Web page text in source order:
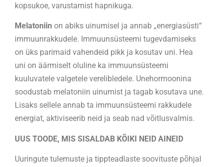
kopsukoe, varustamist hapnikuga.
Melatoniin on abiks uinumisel ja annab „energiasüsti“
immuunrakkudele. Immuunsüsteemi tugevdamiseks
on üks parimaid vahendeid pikk ja kosutav uni. Hea
uni on äärmiselt oluline ka immuunsüsteemi
kuuluvatele valgetele verelibledele. Unehormoonina
soodustab melatoniin uinumist ja tagab kosutava une.
Lisaks sellele annab ta immuunsüsteemi rakkudele
energiat, aktiviseerib neid ja seab nad võitlusvalmis.
UUS TOODE, MIS SISALDAB KÕIKI NEID AINEID
Uuringute tulemuste ja tippteadlaste soovituste põhjal